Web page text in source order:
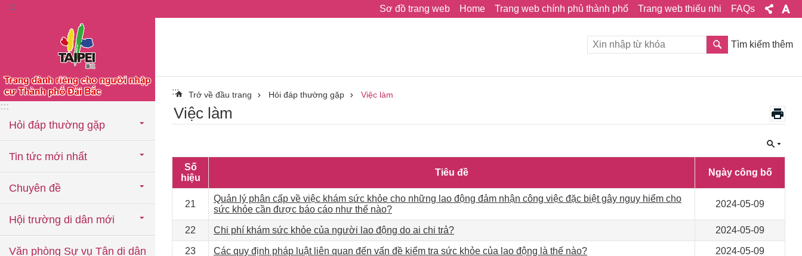
Chuyển đến khối nội dung chính
::: Sơ đồ trang web Home Trang web chính phủ thành phố Trang web thiếu nhi FAQs
:::
Hỏi đáp thường gặp
Tin tức mới nhất
Chuyên đề
Hội trường di dân mới
Văn phòng Sự vụ Tân di dân
Tìm kiếm thêm
::: Trở về đầu trang Hỏi đáp thường gặp Việc làm
Việc làm
Số
hiệu
Tiêu đề Ngày công bố
21
Quản lý phân cấp về việc khám sức khỏe cho những lao động đảm nhận công việc đặc biệt gây nguy hiểm cho
sức khỏe cần được báo cáo như thế nào?
2024-05-09
22 Chi phí khám sức khỏe của người lao động do ai chi trả? 2024-05-09
23 Các quy định pháp luật liên quan đến vấn đề kiểm tra sức khỏe của lao động là thế nào? 2024-05-09